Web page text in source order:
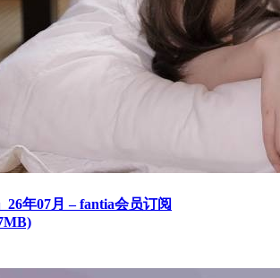
26年07月 – fantia会员订阅